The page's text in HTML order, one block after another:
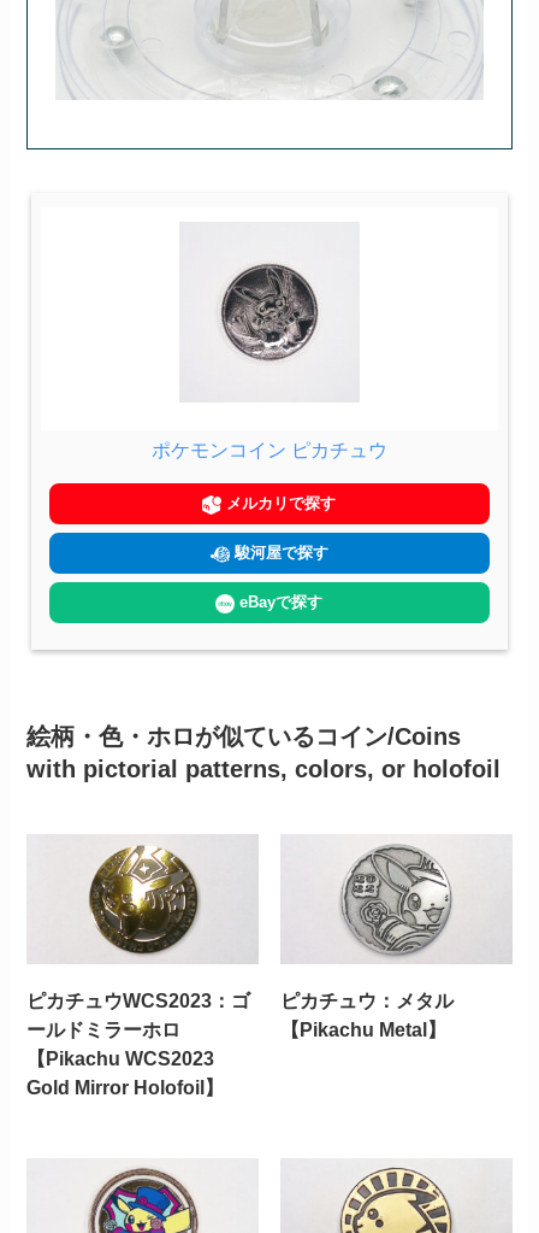
ポケモンコイン ピカチュウ
メルカリで探す
駿河屋で探す
eBayで探す
絵柄・色・ホロが似ているコイン/Coins
with pictorial patterns, colors, or holofoil
ピカチュウWCS2023：ゴ
ールドミラーホロ
【Pikachu WCS2023
Gold Mirror Holofoil】
ピカチュウ：メタル
【Pikachu Metal】